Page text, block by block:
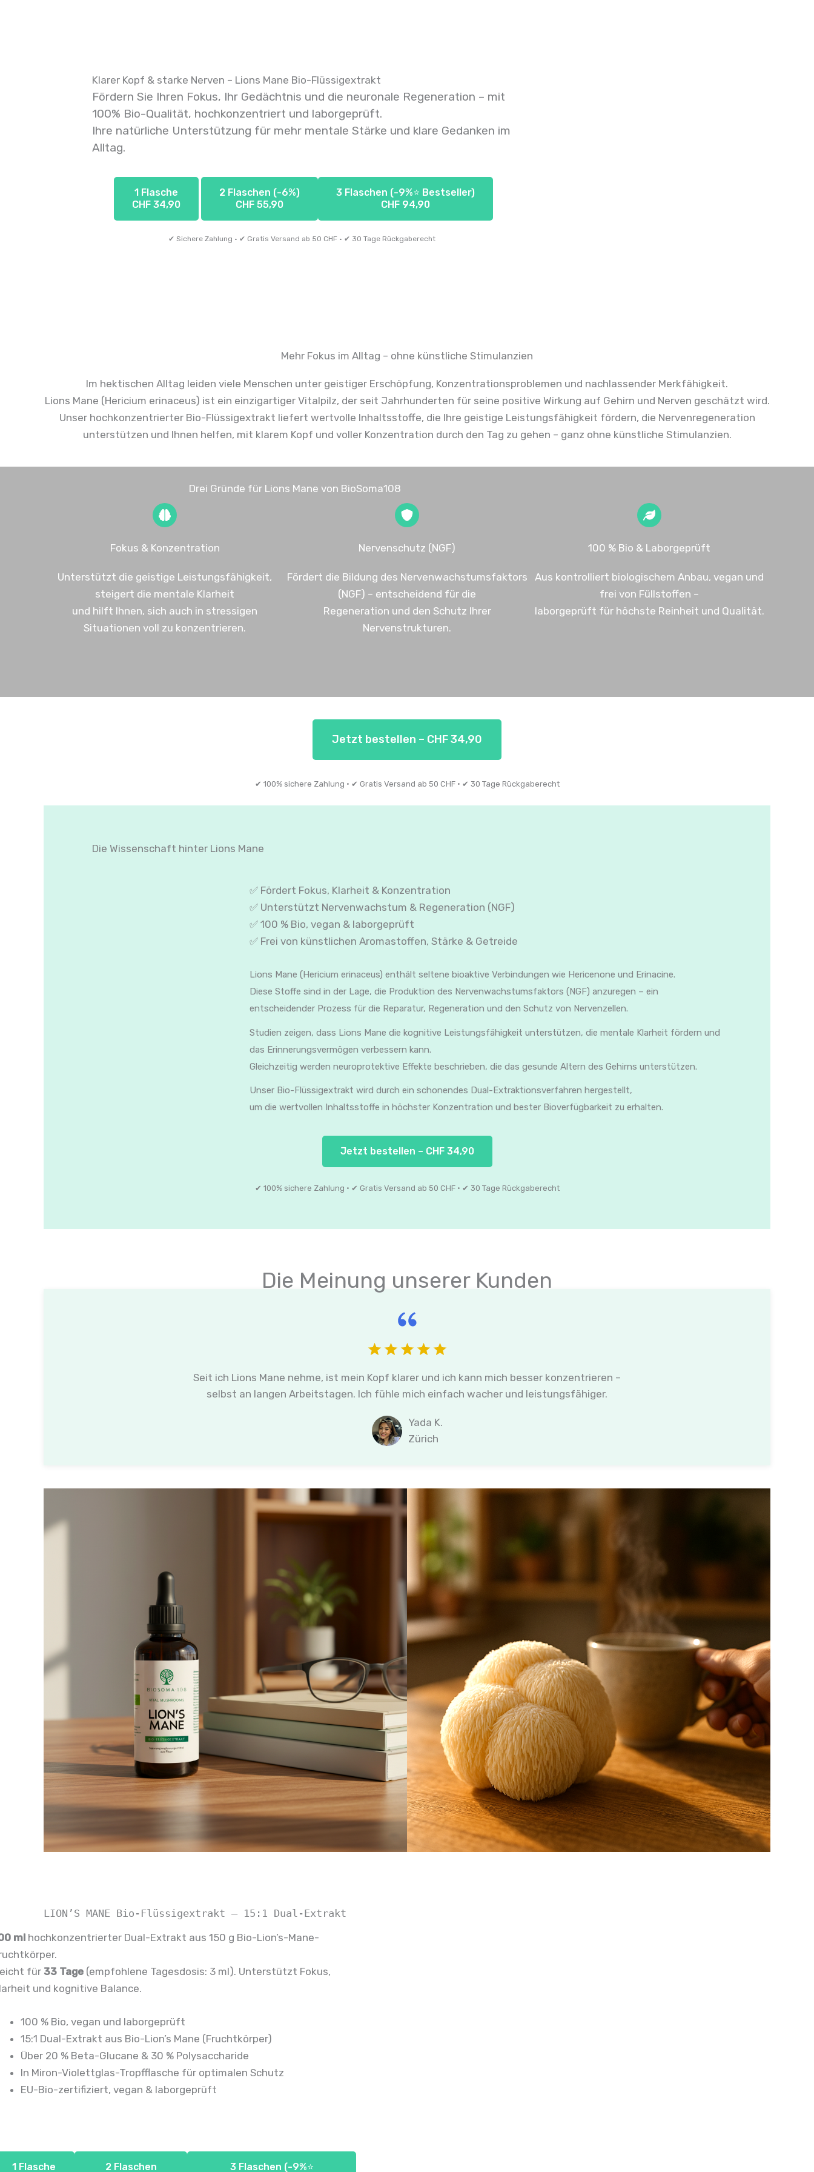
Klarer Kopf & starke Nerven – Lions Mane Bio-Flüssigextrakt
Fördern Sie Ihren Fokus, Ihr Gedächtnis und die neuronale Regeneration – mit
100% Bio-Qualität, hochkonzentriert und laborgeprüft.
Ihre natürliche Unterstützung für mehr mentale Stärke und klare Gedanken im
Alltag.
1 Flasche
CHF 34,90
2 Flaschen (-6%)
CHF 55,90
3 Flaschen (-9%⭐ Bestseller)
CHF 94,90
✔ Sichere Zahlung · ✔ Gratis Versand ab 50 CHF · ✔ 30 Tage Rückgaberecht
Mehr Fokus im Alltag – ohne künstliche Stimulanzien
Im hektischen Alltag leiden viele Menschen unter geistiger Erschöpfung, Konzentrationsproblemen und nachlassender Merkfähigkeit.
Lions Mane (Hericium erinaceus) ist ein einzigartiger Vitalpilz, der seit Jahrhunderten für seine positive Wirkung auf Gehirn und Nerven geschätzt wird.
Unser hochkonzentrierter Bio-Flüssigextrakt liefert wertvolle Inhaltsstoffe, die Ihre geistige Leistungsfähigkeit fördern, die Nervenregeneration
unterstützen und Ihnen helfen, mit klarem Kopf und voller Konzentration durch den Tag zu gehen – ganz ohne künstliche Stimulanzien.
Drei Gründe für Lions Mane von BioSoma108
Fokus & Konzentration
Unterstützt die geistige Leistungsfähigkeit,
steigert die mentale Klarheit
und hilft Ihnen, sich auch in stressigen
Situationen voll zu konzentrieren.
Nervenschutz (NGF)
Fördert die Bildung des Nervenwachstumsfaktors
(NGF) – entscheidend für die
Regeneration und den Schutz Ihrer
Nervenstrukturen.
100 % Bio & Laborgeprüft
Aus kontrolliert biologischem Anbau, vegan und
frei von Füllstoffen –
laborgeprüft für höchste Reinheit und Qualität.
Jetzt bestellen – CHF 34,90
✔ 100% sichere Zahlung · ✔ Gratis Versand ab 50 CHF · ✔ 30 Tage Rückgaberecht
Die Wissenschaft hinter Lions Mane
✅ Fördert Fokus, Klarheit & Konzentration
✅ Unterstützt Nervenwachstum & Regeneration (NGF)
✅ 100 % Bio, vegan & laborgeprüft
✅ Frei von künstlichen Aromastoffen, Stärke & Getreide
Lions Mane (Hericium erinaceus) enthält seltene bioaktive Verbindungen wie Hericenone und Erinacine.
Diese Stoffe sind in der Lage, die Produktion des Nervenwachstumsfaktors (NGF) anzuregen – ein
entscheidender Prozess für die Reparatur, Regeneration und den Schutz von Nervenzellen.
Studien zeigen, dass Lions Mane die kognitive Leistungsfähigkeit unterstützen, die mentale Klarheit fördern und
das Erinnerungsvermögen verbessern kann.
Gleichzeitig werden neuroprotektive Effekte beschrieben, die das gesunde Altern des Gehirns unterstützen.
Unser Bio-Flüssigextrakt wird durch ein schonendes Dual-Extraktionsverfahren hergestellt,
um die wertvollen Inhaltsstoffe in höchster Konzentration und bester Bioverfügbarkeit zu erhalten.
Jetzt bestellen – CHF 34,90
✔ 100% sichere Zahlung · ✔ Gratis Versand ab 50 CHF · ✔ 30 Tage Rückgaberecht
Die Meinung unserer Kunden
Seit ich Lions Mane nehme, ist mein Kopf klarer und ich kann mich besser konzentrieren –
selbst an langen Arbeitstagen. Ich fühle mich einfach wacher und leistungsfähiger.
Yada K.
Zürich
LION’S MANE Bio-Flüssigextrakt – 15:1 Dual-Extrakt
ml hochkonzentrierter Dual-Extrakt aus 150 g Bio-Lion’s-Mane-
für 33 Tage (empfohlene Tagesdosis: 3 ml). Unterstützt Fokus,
und kognitive Balance.
100 % Bio, vegan und laborgeprüft
15:1 Dual-Extrakt aus Bio-Lion’s Mane (Fruchtkörper)
Über 20 % Beta-Glucane & 30 % Polysaccharide
In Miron-Violettglas-Tropfflasche für optimalen Schutz
EU-Bio-zertifiziert, vegan & laborgeprüft
1 Flasche 2 Flaschen 3 Flaschen (-9%⭐